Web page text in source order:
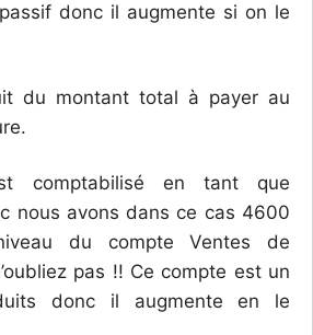
donc il augmente si on le
du montant total à payer au
comptabilisé en tant que
nous avons dans ce cas 4600
du compte Ventes de
pas !! Ce compte est un
donc il augmente en le